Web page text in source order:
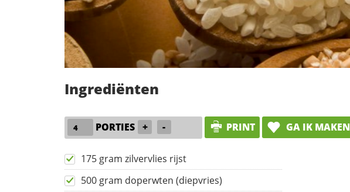
Ingrediënten
PORTIES + - PRINT GA IK MAKEN
175 gram zilvervlies rijst
500 gram doperwten (diepvries)